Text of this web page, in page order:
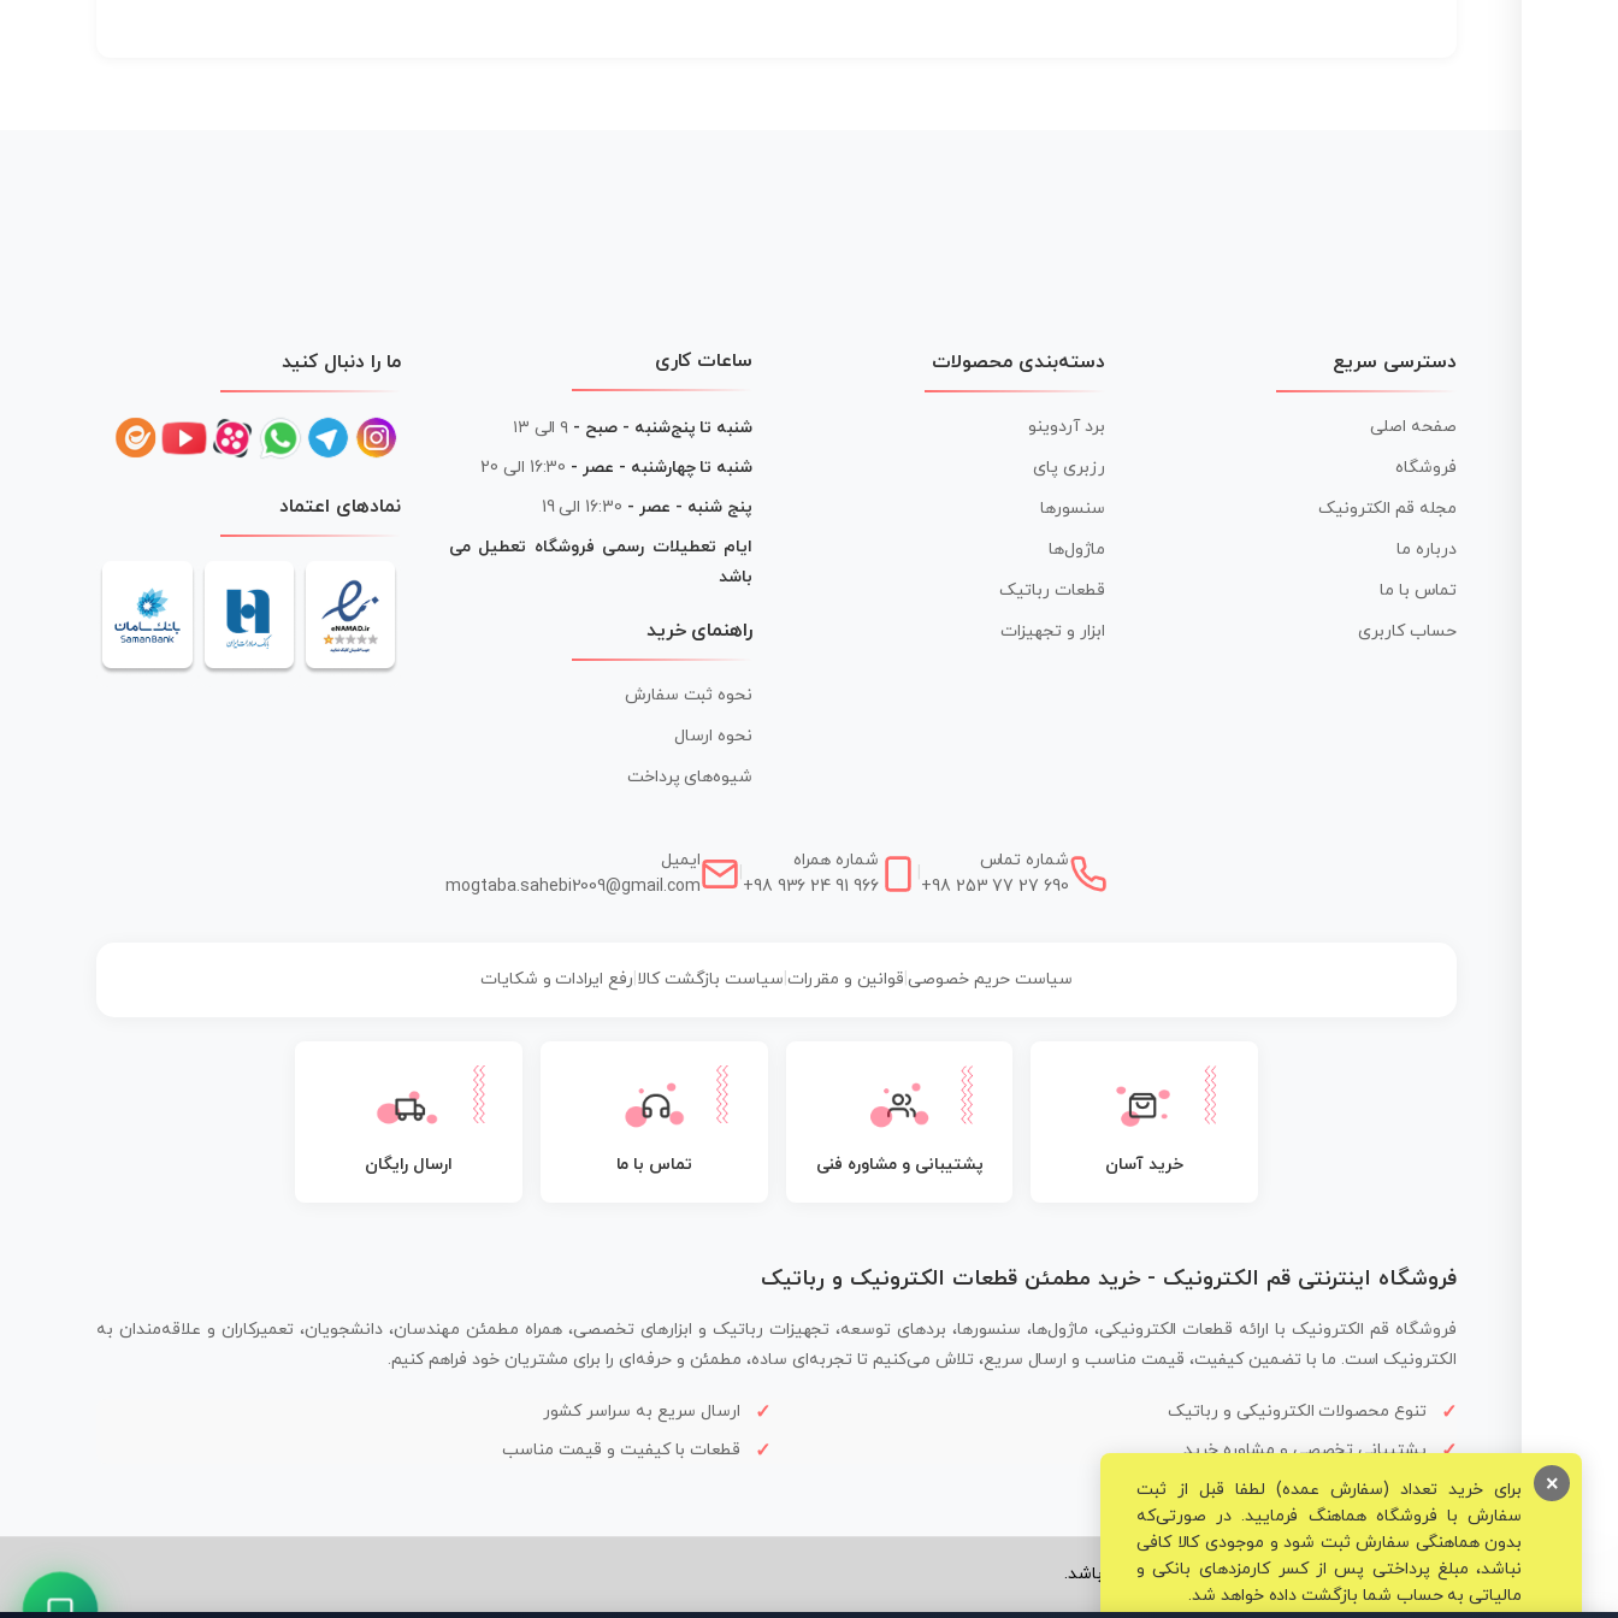
دسترسی سریع
صفحه اصلی
فروشگاه
مجله قم الکترونیک
درباره ما
تماس با ما
حساب کاربری
دسته‌بندی محصولات
برد آردوینو
رزبری پای
سنسورها
ماژول‌ها
قطعات رباتیک
ابزار و تجهیزات
ساعات کاری
شنبه تا پنج‌شنبه - صبح - ۹ الی ۱۳
شنبه تا چهارشنبه - عصر - 16:30 الی 20
پنج شنبه - عصر - 16:30 الی 19
ایام تعطیلات رسمی فروشگاه تعطیل می
باشد
راهنمای خرید
نحوه ثبت سفارش
نحوه ارسال
شیوه‌های پرداخت
ما را دنبال کنید
نمادهای اعتماد
شماره تماس
+98 253 77 27 690
شماره همراه
+98 936 24 91 966
ایمیل
mogtaba.sahebi2009@gmail.com
سیاست حریم خصوصی| قوانین و مقررات سیاست بازگشت کالا رفع ایرادات و شکایات
خرید آسان پشتیبانی و مشاوره فنی تماس با ما ارسال رایگان
فروشگاه اینترنتی قم الکترونیک - خرید مطمئن قطعات الکترونیک و رباتیک
فروشگاه قم الکترونیک با ارائه قطعات الکترونیکی، ماژول‌ها، سنسورها، بردهای توسعه، تجهیزات رباتیک و ابزارهای تخصصی، همراه مطمئن مهندسان، دانشجویان، تعمیرکاران و علاقه‌مندان به
الکترونیک است. ما با تضمین کیفیت، قیمت مناسب و ارسال سریع، تلاش می‌کنیم تا تجربه‌ای ساده، مطمئن و حرفه‌ای را برای مشتریان خود فراهم کنیم.
تنوع محصولات الکترونیکی و رباتیک
ارسال سریع به سراسر کشور
پشتیبانی تخصصی و مشاوره خرید
قطعات با کیفیت و قیمت مناسب
© تمامی حقوق برای فروشگاه تخصصی قم الکترونیک محفوظ می‌باشد.
برای خرید تعداد (سفارش عمده) لطفا قبل از ثبت
سفارش با فروشگاه هماهنگ فرمایید. در صورتی‌که
بدون هماهنگی سفارش ثبت شود و موجودی کالا کافی
نباشد، مبلغ پرداختی پس از کسر کارمزدهای بانکی و
مالیاتی به حساب شما بازگشت داده خواهد شد.
×